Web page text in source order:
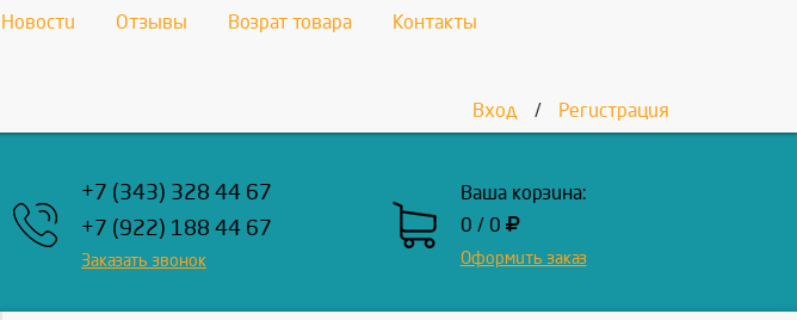
Новости Отзывы Возрат товара Контакты
Вход / Регистрация
+7 (343) 328 44 67
+7 (922) 188 44 67
Заказать звонок
Ваша корзина:
0 / 0
Оформить заказ